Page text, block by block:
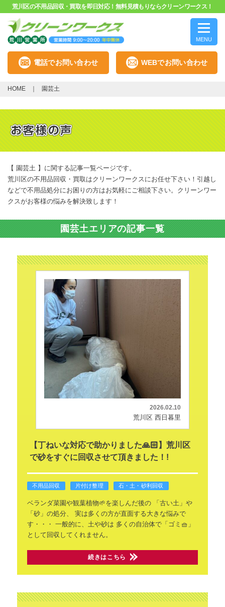
荒川区の不用品回収・買取を即日対応！無料見積もりならクリーンワークス！
MENU
電話でお問い合わせ WEBでお問い合わせ
HOME 園芸土
【 園芸土 】に関する記事一覧ページです。
荒川区の不用品回収・買取はクリーンワークスにお任せ下さい！引越し
などで不用品処分にお困りの方はお気軽にご相談下さい。クリーンワー
クスがお客様の悩みを解決致します！
園芸土エリアの記事一覧
2026.02.10
荒川区 西日暮里
【丁ねいな対応で助かりました🙏🏻】荒川区
で砂をすぐに回収させて頂きました！!
不用品回収 片付け整理 石・土・砂利回収
ベランダ菜園や観葉植物🌱を楽しんだ後の「古い土」や
「砂」の処分、
実は多くの方が直面する大きな悩みで
す・・・ 一般的に、土や砂は 多くの自治体で「ゴミ🧺」
として回収してくれません。
続きはこちら